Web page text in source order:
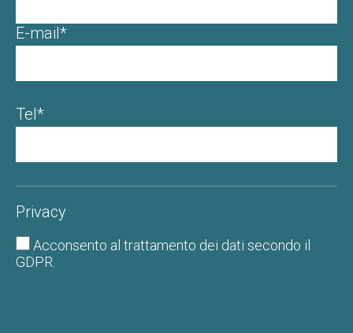
E-mail*
Tel*
Privacy
Acconsento al trattamento dei dati secondo il
GDPR.